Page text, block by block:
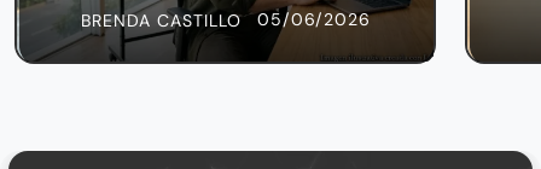
BRENDA CASTILLO 05/06/2026